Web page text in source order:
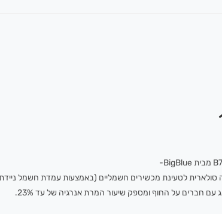
סולארית לטעינת מכשירים חשמליים (באמצעות עמדת חשמל
חברים על החוף ומספק שיעור המרת אנרגיה של עד 23%.